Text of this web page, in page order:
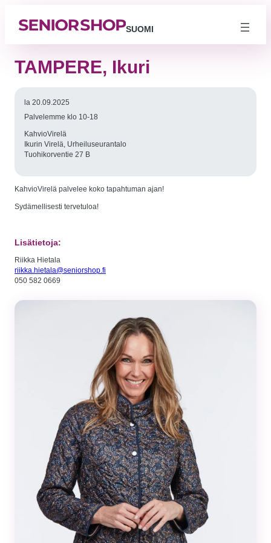
SUOMI
TAMPERE, Ikuri
la 20.09.2025
Palvelemme klo 10-18
KahvioVirelä
Ikurin Virelä, Urheiluseurantalo
Tuohikorventie 27 B
KahvioVirelä palvelee koko tapahtuman ajan!
Sydämellisesti tervetuloa!
Lisätietoja:
Riikka Hietala
riikka.hietala@seniorshop.fi
050 582 0669
toiminnallisuutta
ja rakennetta
sen perusteella
kuinka sitä
käytetään.
Kokemus
Jotta sivustomme
toimisi
mahdollisimman
hyvin vierailusi
aikana. Jos et salli
näitä evästeitä,
osa
toiminnallisuudesta
ei tule olemaan
käytettävissäsi
sivustolla.
Markkinointi
Jos jaat huomiosi
ja toimesi
sivustollamme, on